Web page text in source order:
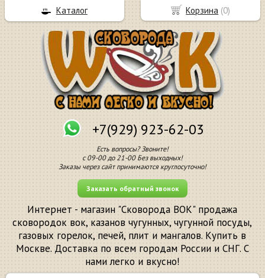
+7(929) 923-62-03
Есть вопросы? Звоните!
с 09-00 до 21-00 Без выходных!
Заказы через сайт принимаются круглосуточно!
Заказать обратный звонок
Интернет - магазин "Сковорода ВОК" продажа
сковородок вок, казанов чугунных, чугунной посуды,
газовых горелок, печей, плит и мангалов. Купить в
Москве. Доставка по всем городам России и СНГ. С
нами легко и вкусно!
Корзина (0)
Каталог